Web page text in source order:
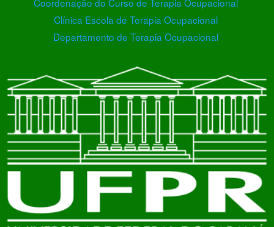
Clínica Escola de Terapia Ocupacional
Departamento de Terapia Ocupacional